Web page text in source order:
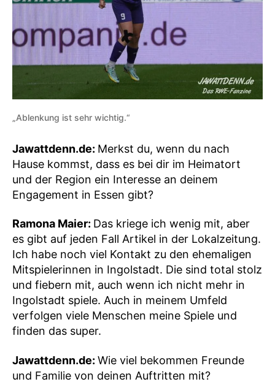
„Ablenkung ist sehr wichtig.“
Jawattdenn.de: Merkst du, wenn du nach
Hause kommst, dass es bei dir im Heimatort
und der Region ein Interesse an deinem
Engagement in Essen gibt?
Ramona Maier: Das kriege ich wenig mit, aber
es gibt auf jeden Fall Artikel in der Lokalzeitung.
Ich habe noch viel Kontakt zu den ehemaligen
Mitspielerinnen in Ingolstadt. Die sind total stolz
und fiebern mit, auch wenn ich nicht mehr in
Ingolstadt spiele. Auch in meinem Umfeld
verfolgen viele Menschen meine Spiele und
finden das super.
Jawattdenn.de: Wie viel bekommen Freunde
und Familie von deinen Auftritten mit?